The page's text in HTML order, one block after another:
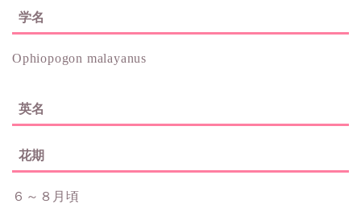
学名
Ophiopogon malayanus
英名
花期
６～８月頃